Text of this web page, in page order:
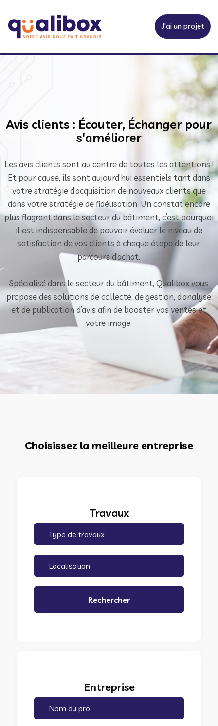
J'ai un projet
Avis clients : Écouter, Échanger pour
s'améliorer
Les avis clients sont au centre de toutes les attentions !
Et pour cause, ils sont aujourd’hui essentiels tant dans
votre stratégie d’acquisition de nouveaux clients que
dans votre stratégie de fidélisation. Un constat encore
plus flagrant dans le secteur du bâtiment, c’est pourquoi
il est indispensable de pouvoir évaluer le niveau de
satisfaction de vos clients à chaque étape de leur
parcours d’achat.
Spécialisé dans le secteur du bâtiment, Qualibox vous
propose des solutions de collecte, de gestion, d’analyse
et de publication d’avis afin de booster vos ventes et
votre image.
Choisissez la meilleure entreprise
Travaux
Rechercher
Entreprise